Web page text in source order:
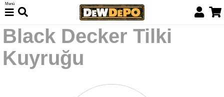
Menü
Black Decker Tilki
Kuyruğu